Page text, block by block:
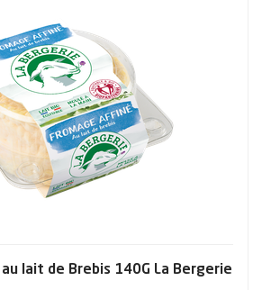
lait de Brebis 140G La Bergerie